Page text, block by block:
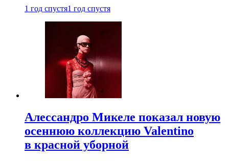
1 год спустя1 год спустя
Алессандро Микеле показал новую
осеннюю коллекцию Valentino
в красной уборной